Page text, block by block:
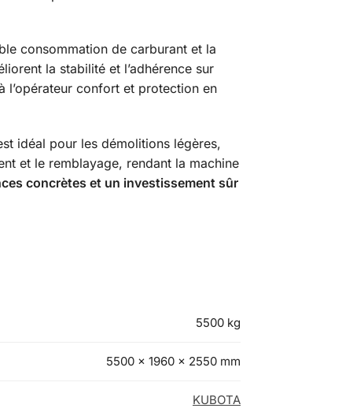
consommation de carburant et la
la stabilité et l’adhérence sur
l’opérateur confort et protection en
idéal pour les démolitions légères,
et le remblayage, rendant la machine
concrètes et un investissement sûr
5500 kg
5500 × 1960 × 2550 mm
KUBOTA